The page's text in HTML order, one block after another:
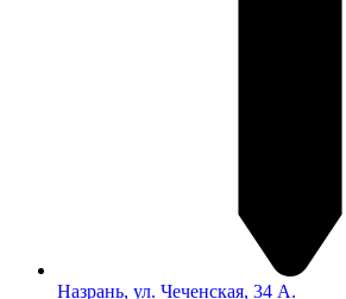
Назрань, ул. Чеченская, 34 А.